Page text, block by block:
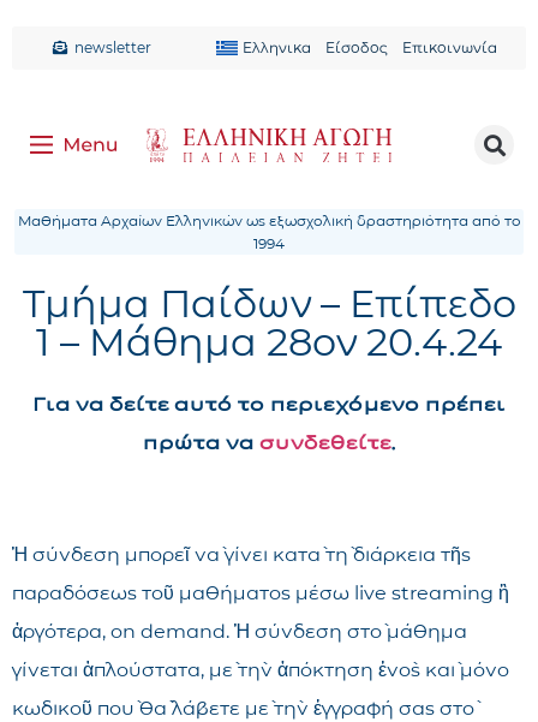
newsletter Ελληνικα Είσοδος Επικοινωνία
Μαθήματα Αρχαίων Ελληνικών ως εξωσχολική δραστηριότητα από το
1994
Τμήμα Παίδων – Επίπεδο
1 – Μάθημα 28ον 20.4.24
Για να δείτε αυτό το περιεχόμενο πρέπει
πρώτα να συνδεθείτε.
Ἡ σύνδεση μπορεῖ νὰ γίνει κατὰ τὴ διάρκεια τῆς
παραδόσεως τοῦ μαθήματος μέσω live streaming ἢ
ἀργότερα, on demand. Ἡ σύνδεση στὸ μάθημα
γίνεται ἁπλούστατα, μὲ τὴν ἀπόκτηση ἑνὸς καὶ μόνο
κωδικοῦ ποὺ θὰ λάβετε μὲ τὴν ἐγγραφή σας στὸ